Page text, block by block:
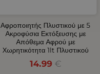
Αφροποιητής Πλυστικού με 5
Ακροφύσια Εκτόξευσης με
Απόθεμα Αφρού με
Χωρητικότητα 1lt Πλυστικού
14.99 €